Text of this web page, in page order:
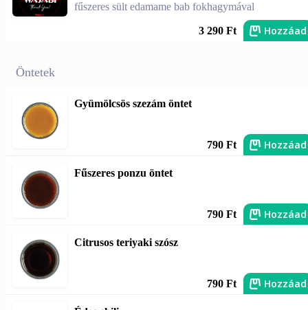
fűszeres sült edamame bab fokhagymával
3 290 Ft Hozzáad
Öntetek
Gyümölcsös szezám öntet
790 Ft Hozzáad
Fűszeres ponzu öntet
790 Ft Hozzáad
Citrusos teriyaki szósz
790 Ft Hozzáad